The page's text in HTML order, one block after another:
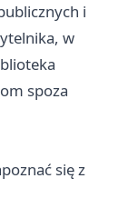
i
w
spoza
się z